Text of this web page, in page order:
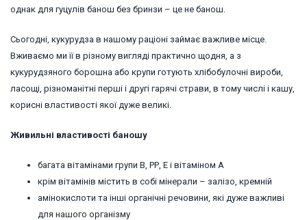
однак для гуцулів банош без бринзи – це не банош.
Сьогодні, кукурудза в нашому раціоні займає важливе місце.
Вживаємо ми її в різному вигляді практично щодня, а з
кукурудзяного борошна або крупи готують хлібобулочні вироби,
ласощі, різноманітні перші і другі гарячі страви, в тому числі і кашу,
корисні властивості якої дуже великі.
Живильні властивості баношу
багата вітамінами групи В, РР, Е і вітаміном А
крім вітамінів містить в собі мінерали – залізо, кремній
амінокислоти та інші органічні речовини, які дуже важливі
для нашого організму